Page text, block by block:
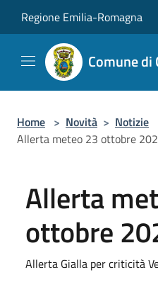
Regione Emilia-Romagna
Comune di
Home > Novità > Notizie
Allerta meteo 23 ottobre
Allerta
ottobre
Allerta Gialla per criticità